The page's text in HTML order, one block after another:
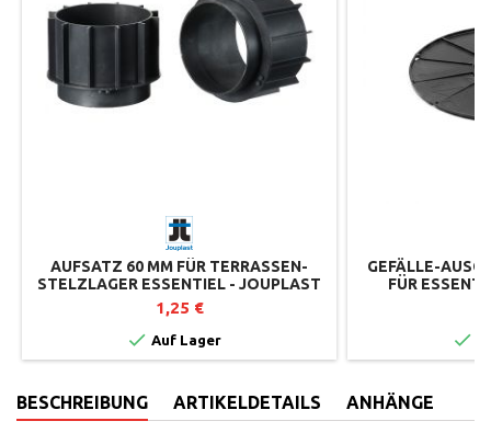
AUFSATZ 60 MM FÜR TERRASSEN-
STELZLAGER ESSENTIEL - JOUPLAST
1,25 €
 Auf Lager
GEFÄLLE-
FÜR

BESCHREIBUNG ARTIKELDETAILS ANHÄNGE